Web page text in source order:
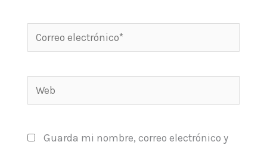
Correo
electrónico*
Web
Guarda mi nombre, correo electrónico y